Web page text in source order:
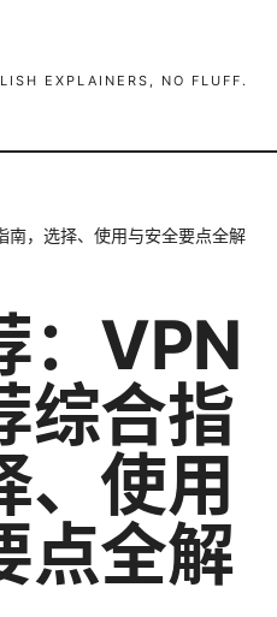
EXPLAINERS, NO FLUFF.
南，选择、使用与安全要点全解
：VPN
综合指
、使用
点全解